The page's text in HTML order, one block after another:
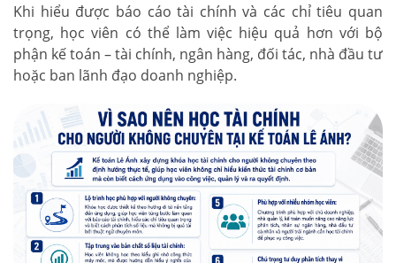
Khi hiểu được báo cáo tài chính và các chỉ tiêu quan
trọng, học viên có thể làm việc hiệu quả hơn với bộ
phận kế toán – tài chính, ngân hàng, đối tác, nhà đầu tư
hoặc ban lãnh đạo doanh nghiệp.